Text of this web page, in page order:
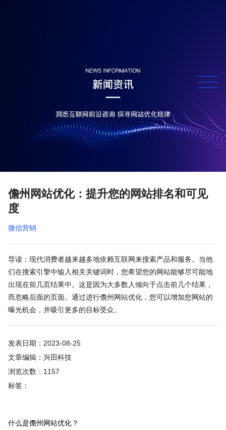
儋州网站优化：提升您的网站排名和可见
度
微信营销
导读：现代消费者越来越多地依赖互联网来搜索产品和服务。当他
们在搜索引擎中输入相关关键词时，您希望您的网站能够尽可能地
出现在前几页结果中。这是因为大多数人倾向于点击前几个结果，
而忽略后面的页面。通过进行儋州网站优化，您可以增加您网站的
曝光机会，并吸引更多的目标受众。
发表日期：2023-08-25
文章编辑：兴田科技
浏览次数：1157
标签：
什么是儋州网站优化？